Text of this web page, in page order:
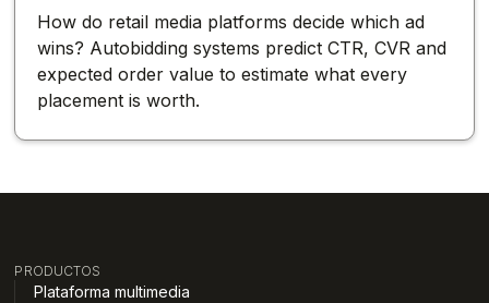
How do retail media platforms decide which ad
wins? Autobidding systems predict CTR, CVR and
expected order value to estimate what every
placement is worth.
PRODUCTOS
Plataforma multimedia